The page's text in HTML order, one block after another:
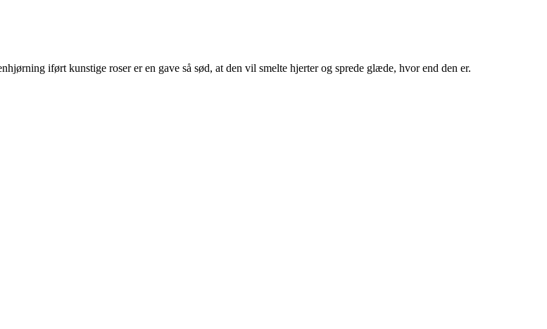
iført kunstige roser er en gave så sød, at den vil smelte hjerter og sprede glæde, hvor end den er.